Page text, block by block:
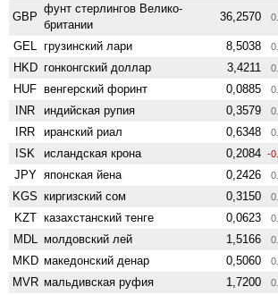
GBP
фунт стерлингов Велико­
британии
36,2570
GEL грузинский лари 8,5038
HKD гонконгский доллар 3,4211
HUF венгерский форинт 0,0885
INR индийская рупия 0,3579
IRR иранский риал 0,6348
ISK исландская крона 0,2084 -
JPY японская йена 0,2426
KGS киргизский сом 0,3150
KZT казахстанский тенге 0,0623
MDL молдовский лей 1,5166
MKD македонский денар 0,5060
MVR мальдивская руфия 1,7200